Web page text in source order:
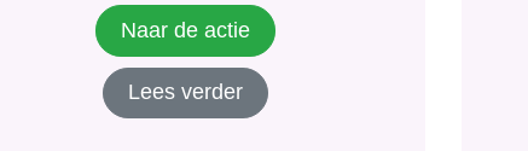
merken zoals bol.com, Hema,
Zalando en Karwei) met snelle en
eenvoudige online enquêtes.
Naar de actie
Lees verder